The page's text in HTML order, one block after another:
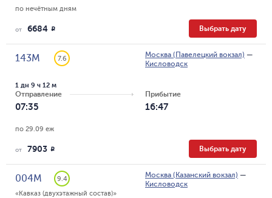
по нечётным дням
от 6684 R Выбрать дату
143М 7.6 Москва (Павелецкий вокзал) —
Кисловодск
Отправление
07:35
1 дн 9 ч 12 м
Прибытие
16:47
по 29.09 еж
от 7903 R Выбрать дату
004М
9.4
«Кавказ (двухэтажный состав)»
Москва (Казанский вокзал) —
Кисловодск